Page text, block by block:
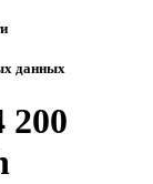
данных
200